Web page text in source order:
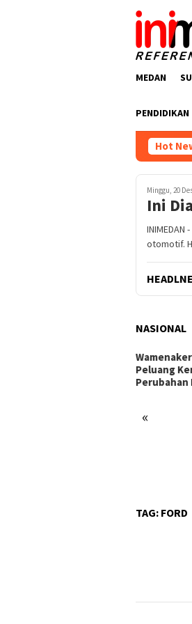
MEDAN
PENDIDIKAN
Hot
Polres Batu Bara Ungkap
Minggu, 20
Ini
otomotif.
HEADLNE
NASIONAL
«
TAG: FORD